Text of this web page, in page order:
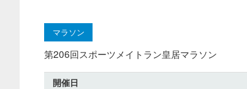
マラソン
第206回スポーツメイトラン皇居マラソン
開催日